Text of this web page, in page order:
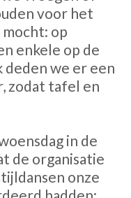
voor het
op
enkele op de
we er een
zodat tafel en
in de
de organisatie
onze